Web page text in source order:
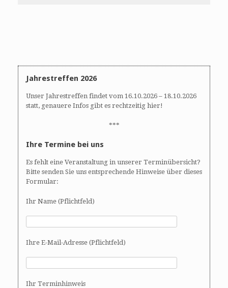
Jahrestreffen 2026
Unser Jahrestreffen findet vom 16.10.2026 – 18.10.2026
statt, genauere Infos gibt es rechtzeitig hier!
***
Ihre Termine bei uns
Es fehlt eine Veranstaltung in unserer Terminübersicht?
Bitte senden Sie uns entsprechende Hinweise über dieses
Formular:
Ihr Name (Pflichtfeld)
Ihre E-Mail-Adresse (Pflichtfeld)
Ihr Terminhinweis